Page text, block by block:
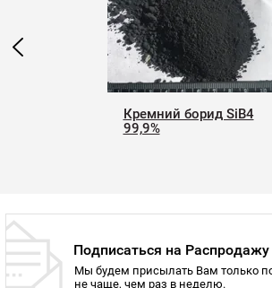
Кремний борид SiB4
99,9%
Подписаться на Распродажу
Мы будем присылать Вам только
не чаще, чем раз в неделю.